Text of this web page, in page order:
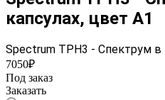
капсулах, цвет А1
Spectrum TPH3 - Спектрум в
7050₽
Под заказ
Заказать